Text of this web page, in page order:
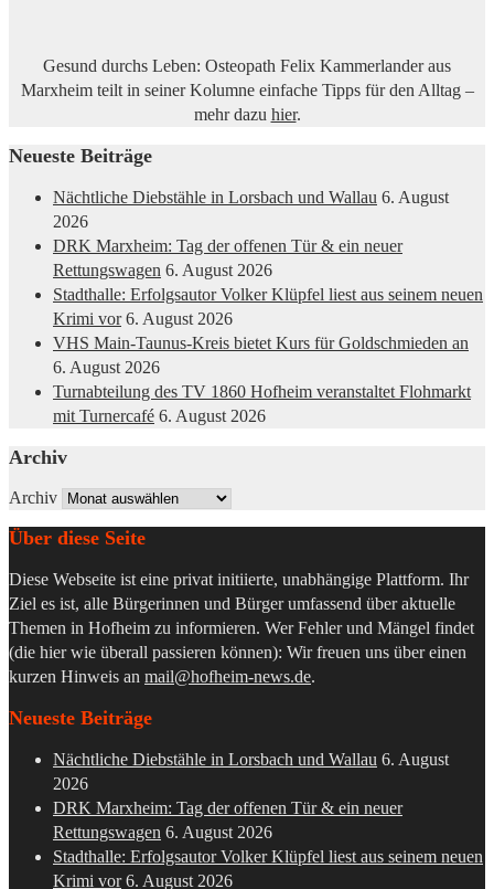
Gesund durchs Leben: Osteopath Felix Kammerlander aus
Marxheim teilt in seiner Kolumne einfache Tipps für den Alltag –
mehr dazu hier.
Neueste Beiträge
Nächtliche Diebstähle in Lorsbach und Wallau 6. August
2026
DRK Marxheim: Tag der offenen Tür & ein neuer
Rettungswagen 6. August 2026
Stadthalle: Erfolgsautor Volker Klüpfel liest aus seinem neuen
Krimi vor 6. August 2026
VHS Main-Taunus-Kreis bietet Kurs für Goldschmieden an
6. August 2026
Turnabteilung des TV 1860 Hofheim veranstaltet Flohmarkt
mit Turnercafé 6. August 2026
Archiv
Archiv
Über diese Seite
Diese Webseite ist eine privat initiierte, unabhängige Plattform. Ihr
Ziel es ist, alle Bürgerinnen und Bürger umfassend über aktuelle
Themen in Hofheim zu informieren. Wer Fehler und Mängel findet
(die hier wie überall passieren können): Wir freuen uns über einen
kurzen Hinweis an mail@hofheim-news.de.
Neueste Beiträge
Nächtliche Diebstähle in Lorsbach und Wallau 6. August
2026
DRK Marxheim: Tag der offenen Tür & ein neuer
Rettungswagen 6. August 2026
Stadthalle: Erfolgsautor Volker Klüpfel liest aus seinem neuen
Krimi vor 6. August 2026